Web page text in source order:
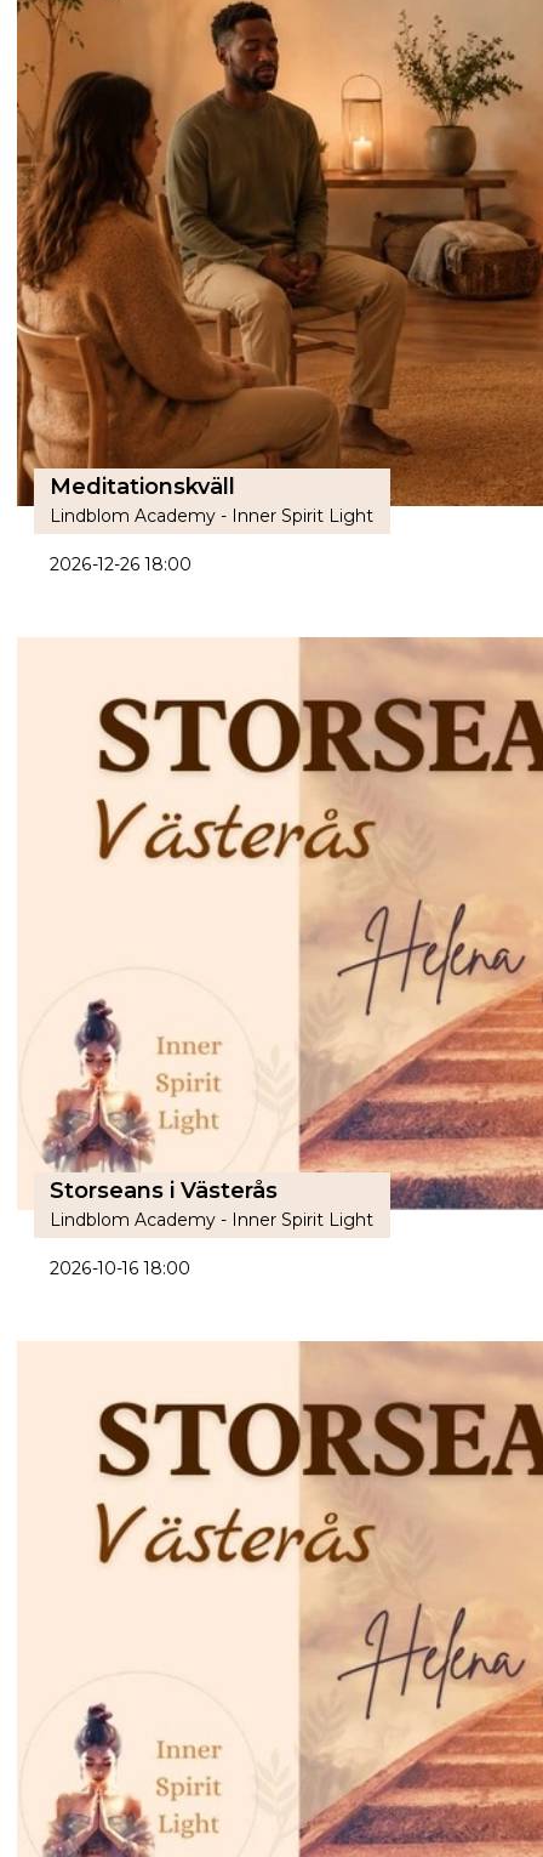
Meditationskväll
Lindblom Academy - Inner Spirit Light
2026-12-26 18:00
Storseans i Västerås
Lindblom Academy - Inner Spirit Light
2026-10-16 18:00